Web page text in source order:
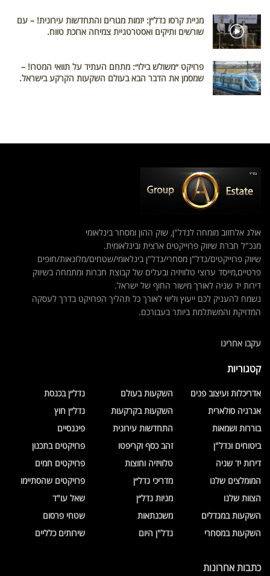
מניית קרסו נדל״ן: יזמות מגורים והתחדשות עירונית! – עם
שורשים ותיקים ואסטרטגיית צמיחה ארוכת טווח.
פרויקט ״משולש בילו״: מתחם העתיד על תוואי המטרו! –
שמסמן את הדבר הבא בעולם השקעות הקרקע בישראל.
אולג אלחזוב מומחה לנדל"ן, שוק ההון ומסחר בינלאומי
מנכ"ל חברת שיווק פרוייקטים ארצית ובינלאומית.
שיווק פרוייקטים/נדל"ן מסחרי/נדל"ן בינלאומי/שטחים/מלונאות/חופים
פרטיים,מייסד ערוצי טלוויזיה ובעלים של קבוצת חברות ומתמחה בשיווק
דירות יד שניה לאורך מישור החוף של ישראל.
נשמח להעניק לכם ייעוץ וליווי לאורך כל תהליך הפרויקט בדרך לעסקה
המדויקת והמשתלמת ביותר בעבורכם.
עקבו אחרינו
קטגוריות
אדריכלות ועיצוב פנים
אנרגיה סולארית
בוררות ושמאות
ביטוחים ונדל"ן
דירות יד שניה
המומלצים שלנו
הצוות שלנו
השקעות במגדלים
השקעות במסחרי
השקעות בעולם
השקעות בקרקעות
התחדשות עירונית
זהב כסף וקריפטו
טלוויזיה וחוצות
מדריכי נדל״ן
מניות נדל״ן
משכנתאות
נדל"ן היום
נדל״ן בכנסת
נדל״ן חוץ
פיננסיים
פרויקטים בתכנון
פרויקטים חמים
פרויקטים שהסתיימו
שאל עו"ד
שטחי פרסום
שירותים כלליים
כתבות אחרונות